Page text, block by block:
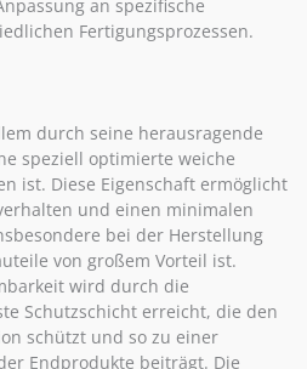
an spezifische
Fertigungsprozessen.
durch seine herausragende
speziell optimierte weiche
ist. Diese Eigenschaft ermöglicht
und einen minimalen
bei der Herstellung
von großem Vorteil ist.
wird durch die
Schutzschicht erreicht, die den
schützt und so zu einer
Endprodukte beiträgt. Die